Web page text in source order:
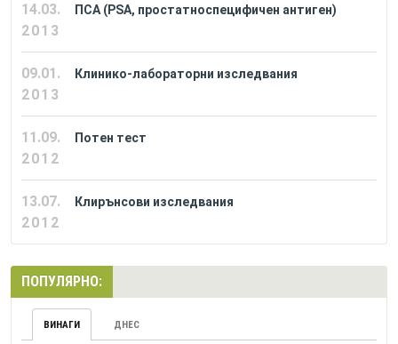
14.03.
2013
ПСА (PSA, простатноспецифичен антиген)
09.01.
2013
Клинико-лабораторни изследвания
11.09.
2012
Потен тест
13.07.
2012
Клирънсови изследвания
ПОПУЛЯРНО:
ВИНАГИ ДНЕС